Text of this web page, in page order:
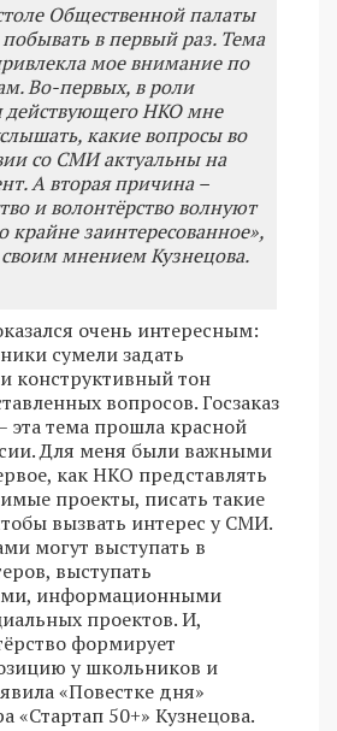
Общественной палаты
в первый раз. Тема
мое внимание по
Во-первых, в роли
действующего НКО мне
какие вопросы во
со СМИ актуальны на
А вторая причина –
и волонтёрство волнуют
крайне заинтересованное»,
своим мнением Кузнецова.
очень интересным:
сумели задать
конструктивный тон
вопросов. Госзаказ
эта тема прошла красной
Для меня были важными
как НКО представлять
проекты, писать такие
вызвать интерес у СМИ.
могут выступать в
выступать
информационными
проектов. И,
формирует
у школьников и
«Повестке дня»
«Стартап 50+» Кузнецова.